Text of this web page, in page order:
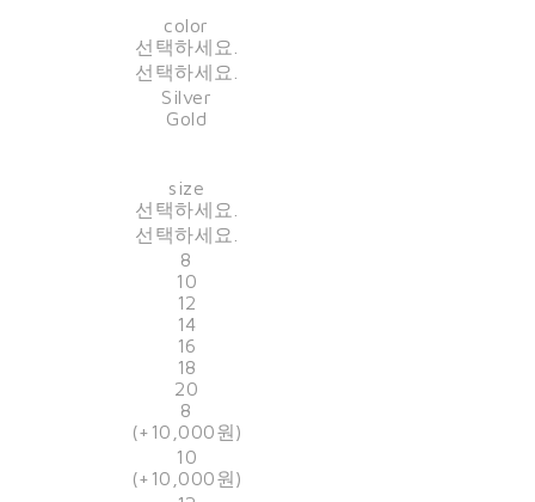
color
선택하세요.
선택하세요.
Silver
Gold
size
선택하세요.
선택하세요.
8
10
12
14
16
18
20
8
(+10,000원)
10
(+10,000원)